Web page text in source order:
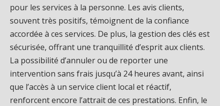
pour les services à la personne. Les avis clients,
souvent très positifs, témoignent de la confiance
accordée à ces services. De plus, la gestion des clés est
sécurisée, offrant une tranquillité d’esprit aux clients.
La possibilité d’annuler ou de reporter une
intervention sans frais jusqu’à 24 heures avant, ainsi
que l’accès à un service client local et réactif,
renforcent encore l’attrait de ces prestations. Enfin, le